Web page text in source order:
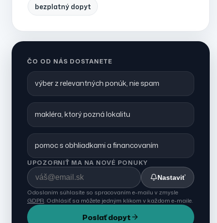
bezplatný dopyt
ČO OD NÁS DOSTANETE
výber z relevantných ponúk, nie spam
makléra, ktorý pozná lokalitu
pomoc s obhliadkami a financovaním
UPOZORNIŤ MA NA NOVÉ PONUKY
Nastaviť
Odoslaním súhlasíte so spracovaním e-mailu v zmysle
GDPR. Odhlásiť sa môžete jedným klikom v každom e-maile.
Poslať dopyt